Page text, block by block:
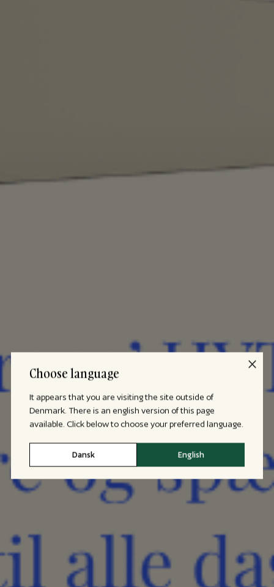
Choose language
It appears that you are visiting the site outside of
Denmark. There is an english version of this page
available. Click below to choose your preferred language.
Dansk English